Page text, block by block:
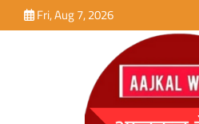
to
Fri, Aug 7, 2026